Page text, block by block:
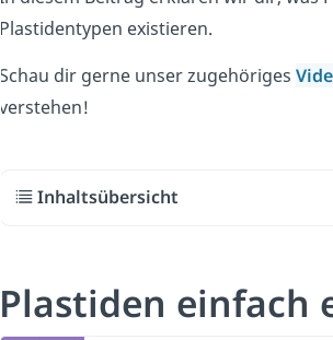
Plastidentypen existieren.
Schau dir gerne unser zugehöriges
verstehen!
Inhaltsübersicht
Plastiden einfach